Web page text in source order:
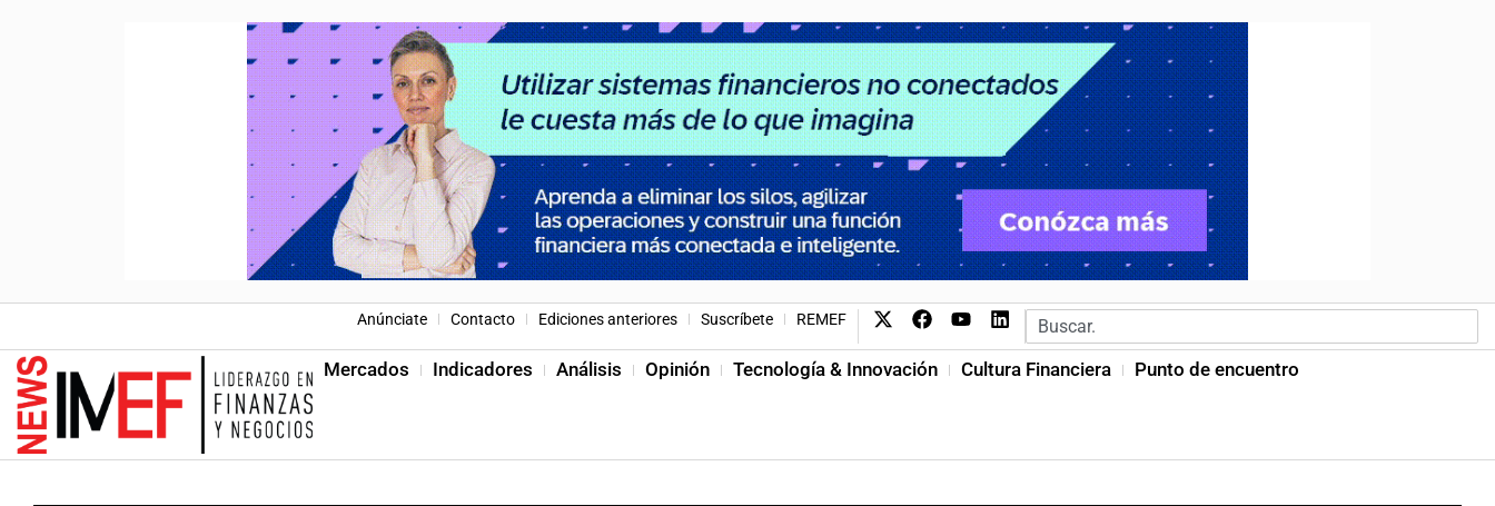
Anúnciate Contacto Ediciones anteriores Suscríbete REMEF
Mercados Indicadores Análisis Opinión Tecnología & Innovación Cultura Financiera Punto de encuentro